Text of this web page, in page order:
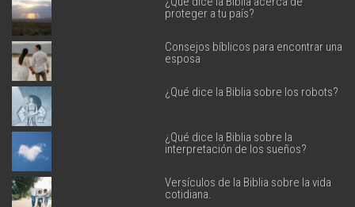
proteger a tu país?
Consejos bíblicos para encontrar una
esposa
¿Qué dice la Biblia sobre los robots?
¿Qué dice la Biblia sobre la
interpretación de los sueños?
Versículos de la Biblia sobre la vida
cotidiana.